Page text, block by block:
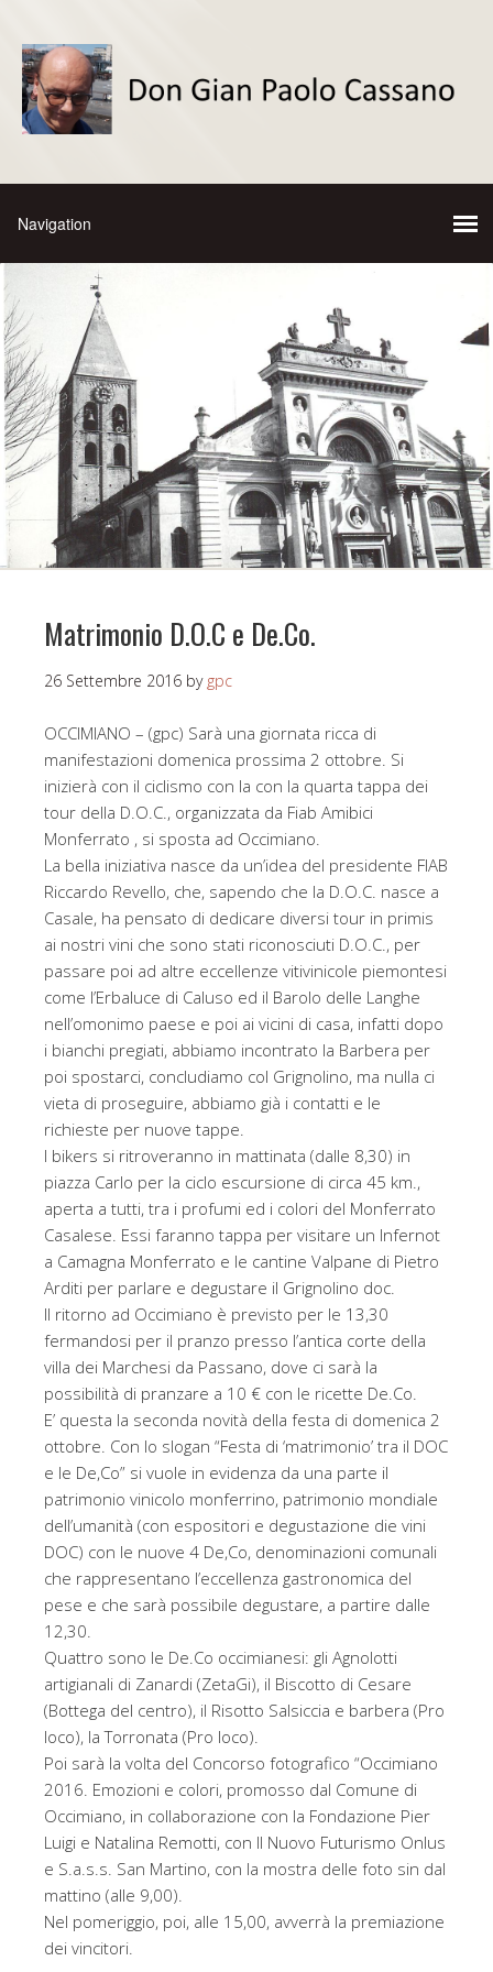
Matrimonio D.O.C e De.Co.
26 Settembre 2016 by gpc
OCCIMIANO – (gpc) Sarà una giornata ricca di
manifestazioni domenica prossima 2 ottobre. Si
inizierà con il ciclismo con la con la quarta tappa dei
tour della D.O.C., organizzata da Fiab Amibici
Monferrato , si sposta ad Occimiano.
La bella iniziativa nasce da un’idea del presidente FIAB
Riccardo Revello, che, sapendo che la D.O.C. nasce a
Casale, ha pensato di dedicare diversi tour in primis
ai nostri vini che sono stati riconosciuti D.O.C., per
passare poi ad altre eccellenze vitivinicole piemontesi
come l’Erbaluce di Caluso ed il Barolo delle Langhe
nell’omonimo paese e poi ai vicini di casa, infatti dopo
i bianchi pregiati, abbiamo incontrato la Barbera per
poi spostarci, concludiamo col Grignolino, ma nulla ci
vieta di proseguire, abbiamo già i contatti e le
richieste per nuove tappe.
I bikers si ritroveranno in mattinata (dalle 8,30) in
piazza Carlo per la ciclo escursione di circa 45 km.,
aperta a tutti, tra i profumi ed i colori del Monferrato
Casalese. Essi faranno tappa per visitare un Infernot
a Camagna Monferrato e le cantine Valpane di Pietro
Arditi per parlare e degustare il Grignolino doc.
Il ritorno ad Occimiano è previsto per le 13,30
fermandosi per il pranzo presso l’antica corte della
villa dei Marchesi da Passano, dove ci sarà la
possibilità di pranzare a 10 € con le ricette De.Co.
E’ questa la seconda novità della festa di domenica 2
ottobre. Con lo slogan “Festa di ‘matrimonio’ tra il DOC
e le De,Co” si vuole in evidenza da una parte il
patrimonio vinicolo monferrino, patrimonio mondiale
dell’umanità (con espositori e degustazione die vini
DOC) con le nuove 4 De,Co, denominazioni comunali
che rappresentano l’eccellenza gastronomica del
pese e che sarà possibile degustare, a partire dalle
12,30.
Quattro sono le De.Co occimianesi: gli Agnolotti
artigianali di Zanardi (ZetaGi), il Biscotto di Cesare
(Bottega del centro), il Risotto Salsiccia e barbera (Pro
loco), la Torronata (Pro loco).
Poi sarà la volta del Concorso fotografico “Occimiano
2016. Emozioni e colori, promosso dal Comune di
Occimiano, in collaborazione con la Fondazione Pier
Luigi e Natalina Remotti, con Il Nuovo Futurismo Onlus
e S.a.s.s. San Martino, con la mostra delle foto sin dal
mattino (alle 9,00).
Nel pomeriggio, poi, alle 15,00, avverrà la premiazione
dei vincitori.